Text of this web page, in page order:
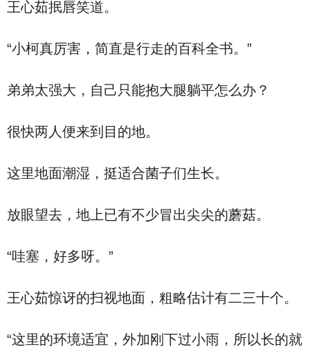
王心茹抿唇笑道。
“小柯真厉害，简直是行走的百科全书。”
弟弟太强大，自己只能抱大腿躺平怎么办？
很快两人便来到目的地。
这里地面潮湿，挺适合菌子们生长。
放眼望去，地上已有不少冒出尖尖的蘑菇。
“哇塞，好多呀。”
王心茹惊讶的扫视地面，粗略估计有二三十个。
“这里的环境适宜，外加刚下过小雨，所以长的就